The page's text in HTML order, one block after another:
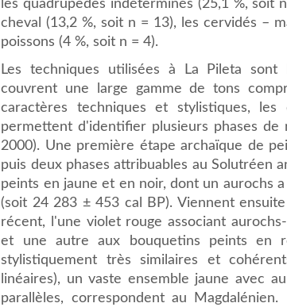
les quadrupèdes indéterminés (25,1 %, soit
cheval (13,2 %, soit n = 13), les cervidés –
poissons (4 %, soit n = 4).
Les techniques utilisées à La Pileta
couvrent une large gamme de tons
caractères techniques et stylistiques,
permettent d'identifier plusieurs phases de
2000). Une première étape archaïque de
puis deux phases attribuables au Solutréen
peints en jaune et en noir, dont un aurochs
(soit 24 283 ± 453 cal BP). Viennent
récent, l'une violet rouge associant
et une autre aux bouquetins peints en
stylistiquement très similaires et
linéaires), un vaste ensemble jaune avec
parallèles, correspondent au